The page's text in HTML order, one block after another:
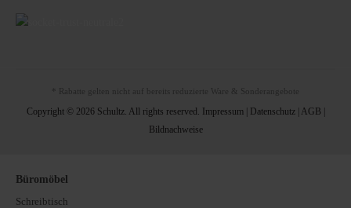
* Rabatte gelten nicht auf bereits reduzierte Ware & Sonderangebote
Copyright © 2026 Schultz. All rights reserved. Impressum | Datenschutz| AGB |
Bildnachweise
Büromöbel
Schreibtisch